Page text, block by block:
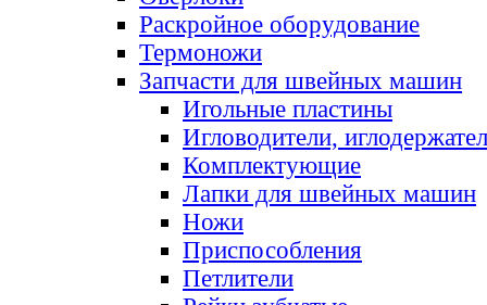
Раскройное оборудование
Термоножи
Запчасти для швейных машин
Игольные пластины
Игловодители,
Комплектующие
Лапки для швейных машин
Ножи
Приспособления
Петлители